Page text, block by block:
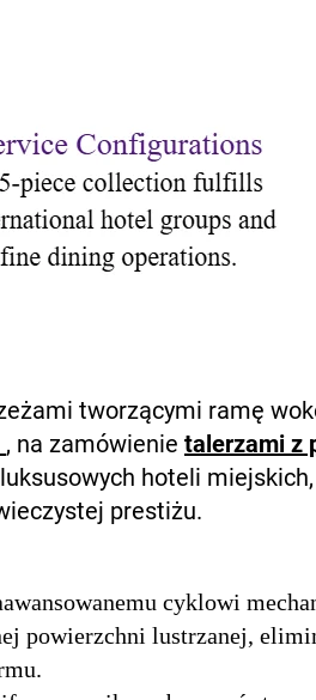
tworzącymi ramę
, na zamówienie talerzami z
hoteli
prestiżu.
cyklowi
powierzchni lustrzanej,